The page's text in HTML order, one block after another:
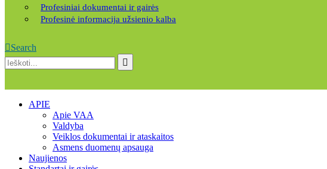
Profesiniai dokumentai ir gairės
Profesinė informacija užsienio kalba
Search
APIE
Apie VAA
Valdyba
Veiklos dokumentai ir ataskaitos
Asmens duomenų apsauga
Naujienos